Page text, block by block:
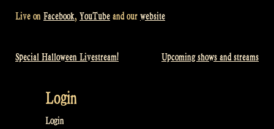
Live on Facebook, YouTube and our website
Bericht
navigatie
Special Halloween Livestream! Upcoming shows and streams
Login
Login